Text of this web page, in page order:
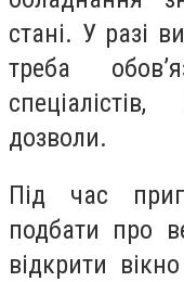
стані. У разі
треба
дозволи.
Під час
подбати про
відкрити